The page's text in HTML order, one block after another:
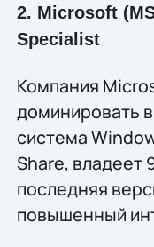
2. Microsoft
Specialist
Компания
доминировать
система
Share, владеет
последняя
повышенный